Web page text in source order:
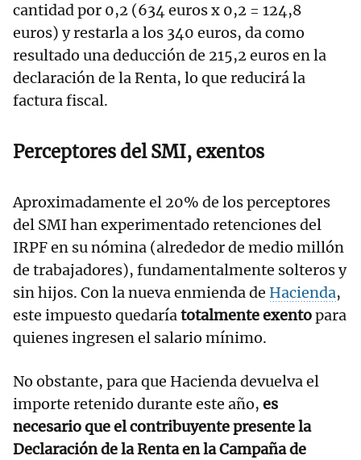
cantidad por 0,2 (634 euros x 0,2 = 124,8
euros) y restarla a los 340 euros, da como
resultado una deducción de 215,2 euros en la
declaración de la Renta, lo que reducirá la
factura fiscal.
Perceptores del SMI, exentos
Aproximadamente el 20% de los perceptores
del SMI han experimentado retenciones del
IRPF en su nómina (alrededor de medio millón
de trabajadores), fundamentalmente solteros y
sin hijos. Con la nueva enmienda de Hacienda,
este impuesto quedaríatotalmente exentopara
quienes ingresen el salario mínimo.
No obstante, para que Hacienda devuelva el
importe retenido durante este año, es
necesario que el contribuyente presente la
Declaración de la Renta en la Campaña de